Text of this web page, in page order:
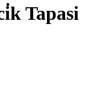
Tapasi